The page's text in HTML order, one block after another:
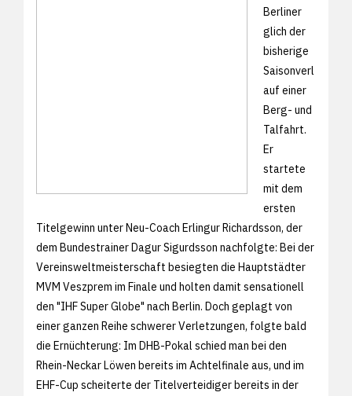
Berliner
glich der
bisherige
Saisonverl
auf einer
Berg- und
Talfahrt.
Er
startete
mit dem
ersten
Titelgewinn unter Neu-Coach Erlingur Richardsson, der
dem Bundestrainer Dagur Sigurdsson nachfolgte: Bei der
Vereinsweltmeisterschaft besiegten die Hauptstädter
MVM Veszprem im Finale und holten damit sensationell
den "IHF Super Globe" nach Berlin. Doch geplagt von
einer ganzen Reihe schwerer Verletzungen, folgte bald
die Ernüchterung: Im DHB-Pokal schied man bei den
Rhein-Neckar Löwen bereits im Achtelfinale aus, und im
EHF-Cup scheiterte der Titelverteidiger bereits in der